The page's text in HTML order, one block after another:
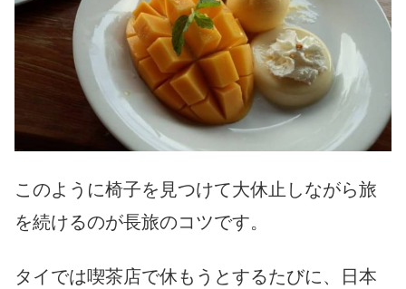
このように椅子を見つけて大休止しながら旅
を続けるのが長旅のコツです。
タイでは喫茶店で休もうとするたびに、日本